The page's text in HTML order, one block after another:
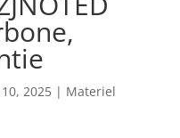
2025| Materiel